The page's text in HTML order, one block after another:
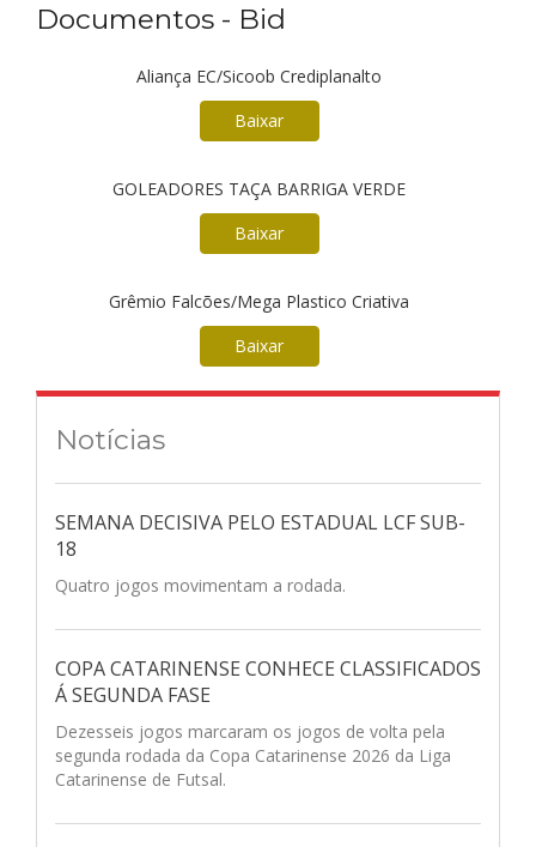
Documentos - Bid
Aliança EC/Sicoob Crediplanalto
Baixar
GOLEADORES TAÇA BARRIGA VERDE
Baixar
Grêmio Falcões/Mega Plastico Criativa
Baixar
Notícias
SEMANA DECISIVA PELO ESTADUAL LCF SUB-
18
Quatro jogos movimentam a rodada.
COPA CATARINENSE CONHECE CLASSIFICADOS
Á SEGUNDA FASE
Dezesseis jogos marcaram os jogos de volta pela
segunda rodada da Copa Catarinense 2026 da Liga
Catarinense de Futsal.